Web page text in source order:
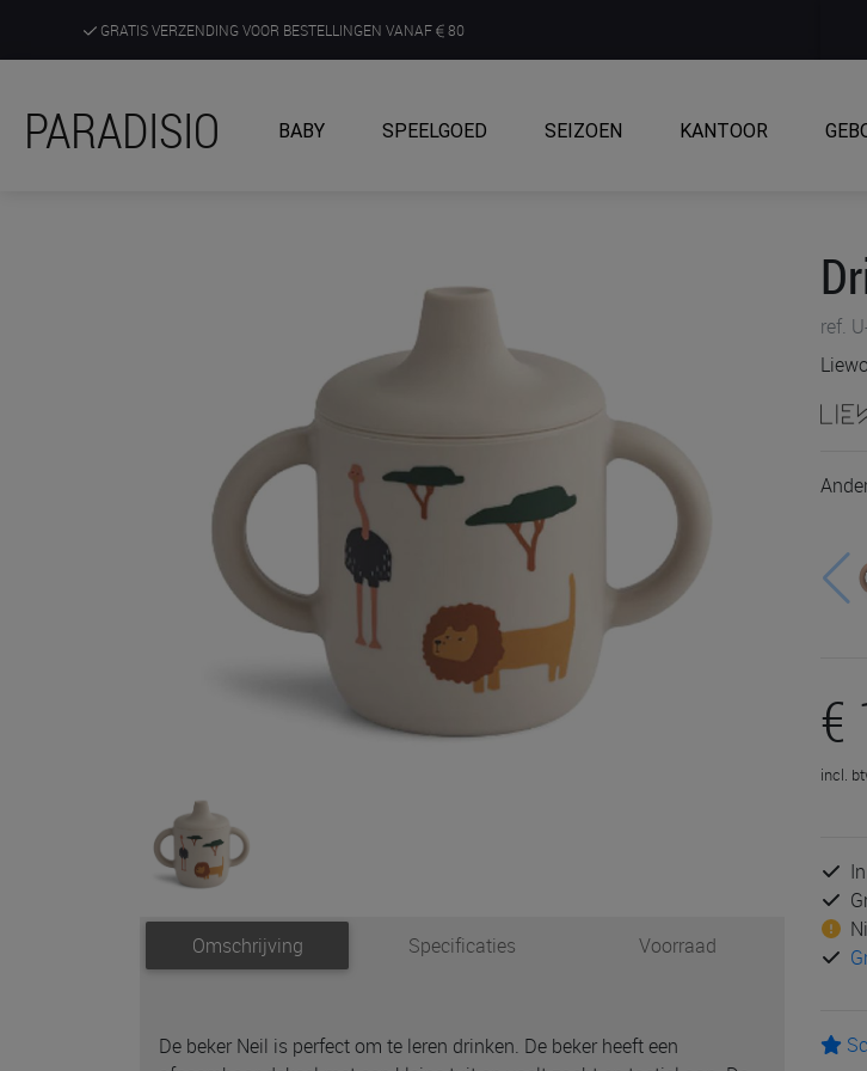
GRATIS VERZENDING VOOR BESTELLINGEN VANAF 80
ONTDEK, BELEEF EN KRIJG ADVIES IN ONZE WINKELS
PARADISIO BABY SPEELGOED SEIZOEN KANTOOR
Omschrijving Specificaties Voorraad
De beker Neil is perfect om te leren drinken. De beker heeft een
ref.
€
incl.